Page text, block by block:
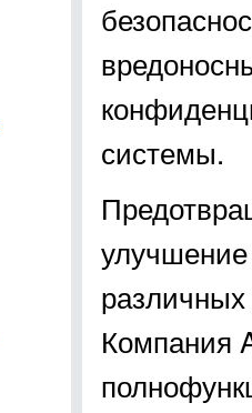
системы.
улучшение
Компания